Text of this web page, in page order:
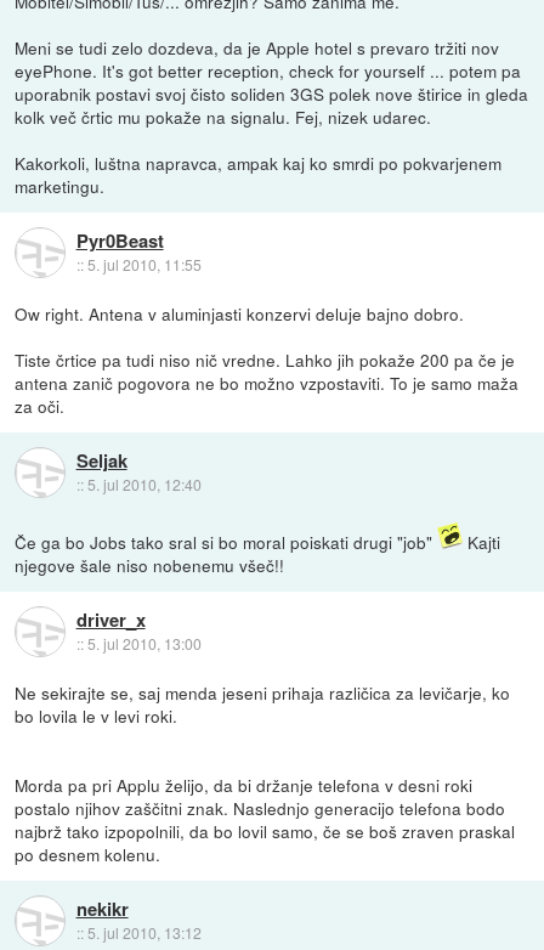
Meni se tudi zelo dozdeva, da je Apple hotel s prevaro tržiti nov
eyePhone. It's got better reception, check for yourself ... potem pa
uporabnik postavi svoj čisto soliden 3GS polek nove štirice in gleda
kolk več črtic mu pokaže na signalu. Fej, nizek udarec.
Kakorkoli, luštna napravca, ampak kaj ko smrdi po pokvarjenem
marketingu.
Pyr0Beast
::5. jul 2010, 11:55
Ow right. Antena v aluminjasti konzervi deluje bajno dobro.
Tiste črtice pa tudi niso nič vredne. Lahko jih pokaže 200 pa če je
antena zanič pogovora ne bo možno vzpostaviti. To je samo maža
za oči.
Seljak
:: 5. jul 2010, 12:40
Če ga bo Jobs tako sral si bo moral poiskati drugi "job"
Kajti
njegove šale niso nobenemu všeč!!
driver_x
::5. jul 2010, 13:00
Ne sekirajte se, saj menda jeseni prihaja različica za levičarje, ko
bo lovila le v levi roki.
Morda pa pri Applu želijo, da bi držanje telefona v desni roki
postalo njihov zaščitni znak. Naslednjo generacijo telefona bodo
najbrž tako izpopolnili, da bo lovil samo, če se boš zraven praskal
po desnem kolenu.
nekikr
:: 5. jul 2010, 13:12